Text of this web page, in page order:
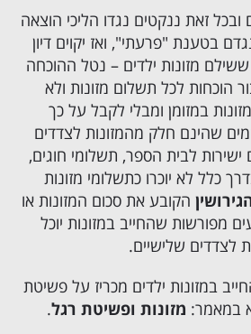
ובכל זאת ננקטים נגדו הליכי הוצאה
בטענת "פרעתי", ואז יקוים דיון
מזונות ילדים – נטל ההוכחה
הוכחות לכל תשלום מזונות ולא
במזומן ומבלי לקבל על כך
שהינם חלק מהמזונות לצדדים
ישירות לבית הספר, תשלומי חוגים,
כלל לא יוכרו כתשלומי מזונות
הקובע את סכום המזונות או
מפורשות שהחייב במזונות יוכל
לצדדים שלישיים.
במזונות ילדים מכריז על פשיטת
במאמר: מזונות ופשיטת רגל.